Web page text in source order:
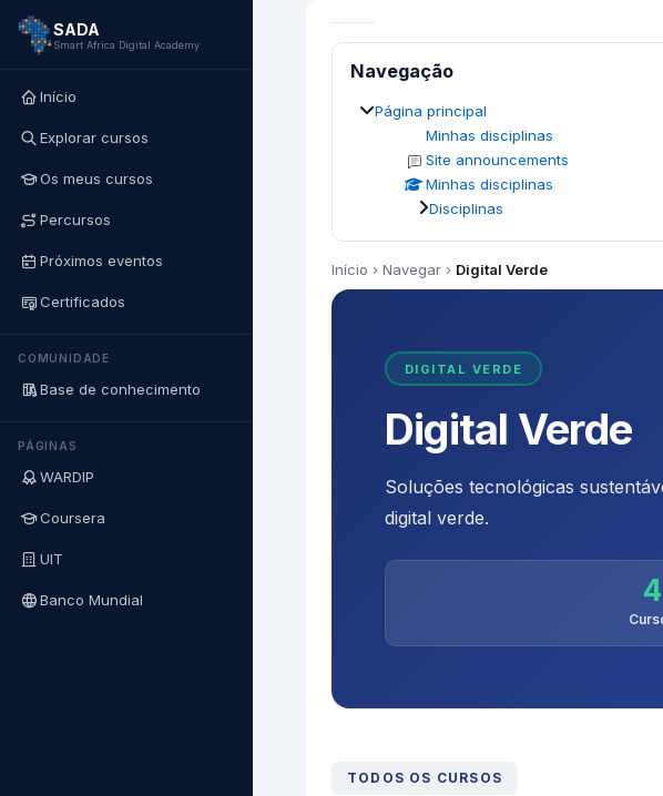
SADA
Smart Africa Digital Academy
Início
Explorar cursos
Os meus cursos
Percursos
Próximos eventos
Certificados
COMUNIDADE
Base de conhecimento
PÁGINAS
WARDIP
Coursera
UIT
Banco Mundial
Blocos
Ignorar Navegação
Navegação
Página principal
Minhas disciplinas
Site announcements
Minhas disciplinas
Disciplinas
Início › Navegar › Digital Verde
DIGITAL VERDE
Digital Verde
Soluções tecnológicas
digital verde.
4
TODOS OS CURSOS